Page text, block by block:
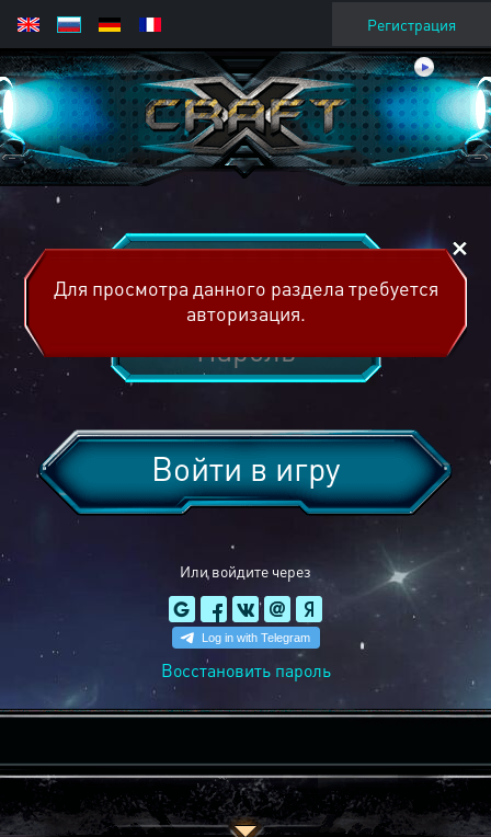
Регистрация
Или войдите через
Войти в игру
Восстановить пароль
Для просмотра данного раздела требуется
авторизация.